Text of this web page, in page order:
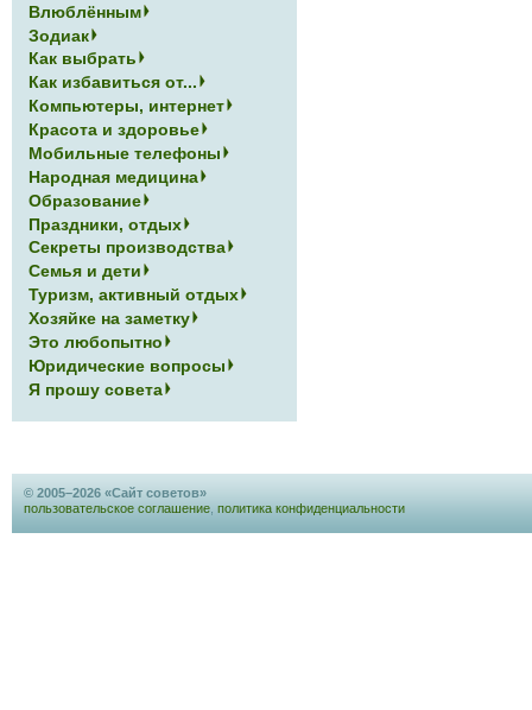
Влюблённым
Зодиак
Как выбрать
Как избавиться от...
Компьютеры, интернет
Красота и здоровье
Мобильные телефоны
Народная медицина
Образование
Праздники, отдых
Секреты производства
Семья и дети
Туризм, активный отдых
Хозяйке на заметку
Это любопытно
Юридические вопросы
Я прошу совета
© 2005–2026 «Сайт советов»
пользовательское соглашение политика конфиденциальности